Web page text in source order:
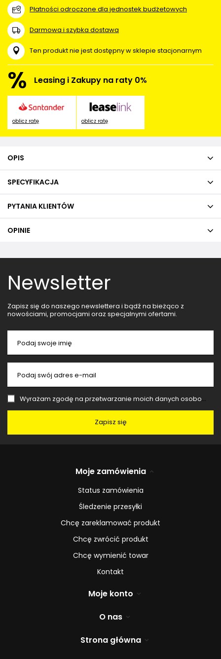
Płatności odroczone dla jednostek budżetowych
Darmowa i szybka dostawa
Ten produkt nie jest dostępny w sklepie stacjonarnym
% Leasing i Zakupy na raty 0%
oblicz ratę oblicz ratę
OPIS
SPECYFIKACJA
PYTANIA KLIENTÓW
OPINIE
Newsletter
Zapisz się do naszego newslettera i bądź na bieżąco z
nowościami, promocjami oraz specjalnymi ofertami.
Podaj swoje imię
Podaj swój adres e-mail
Wyrażam zgodę na przetwarzanie moich danych osobowych (adres e-mail) na potrzeby wysyłki newslettera z informacją handlową (marketing). Więcej w
Zapisz się
Moje zamówienia
Status zamówienia
Śledzenie przesyłki
Chcę zareklamować produkt
Chcę zwrócić produkt
Chcę wymienić towar
Kontakt
Moje konto
O nas
Strona główna